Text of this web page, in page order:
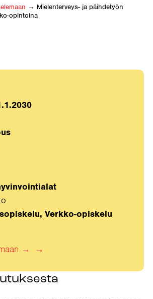
→ Mielenterveys- ja päihdetyön
opintoina
Verkko-opiskelu
→